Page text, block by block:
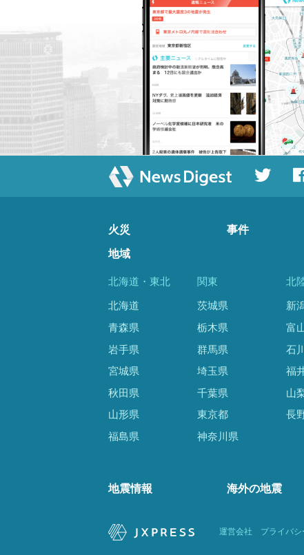
火災 事件
地域
北海道・東北
北海道
青森県
岩手県
宮城県
秋田県
山形県
福島県
関東
茨城県
栃木県
群馬県
埼玉県
千葉県
東京都
神奈川県
北
新
富
石
福
山
長
地震情報 海外の地震
運営会社 プライバ